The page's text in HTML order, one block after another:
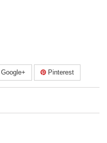
Google+ Pinterest